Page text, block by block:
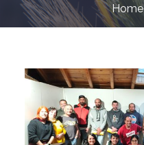
Home